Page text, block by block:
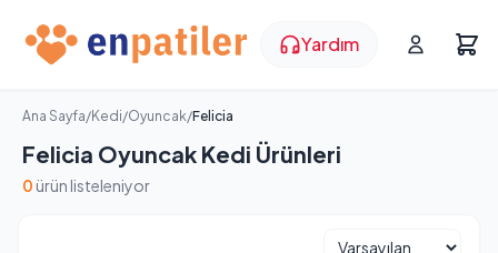
Yardım
Ana Sayfa/Kedi/Oyuncak/Felicia
Felicia Oyuncak Kedi Ürünleri
0 ürün listeleniyor